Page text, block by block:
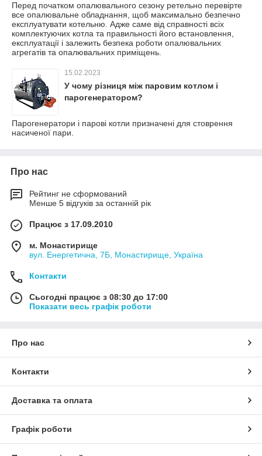
Перед початком опалювального сезону ретельно перевірте
все опалювальне обладнання, щоб максимально безпечно
експлуатувати котельню. Адже саме від справності всіх
комплектуючих котла та правильності його встановлення,
експлуатації і залежить безпека роботи опалювальних
агрегатів та опалювальних приміщень.
15.02.2023
У чому різниця між паровим котлом і
парогенератором?
Парогенератори і парові котли призначені для стоврення
насиченої пари.
Про нас
Рейтинг не сформований
Менше 5 відгуків за останній рік
Працює з 17.09.2010
м. Монастирище
вул. Енергетична, 7Б, Монастирище, Україна
Контакти
Сьогодні працює з 08:30 до 17:00
Показати весь графік роботи
Про нас
Контакти
Доставка та оплата
Графік роботи